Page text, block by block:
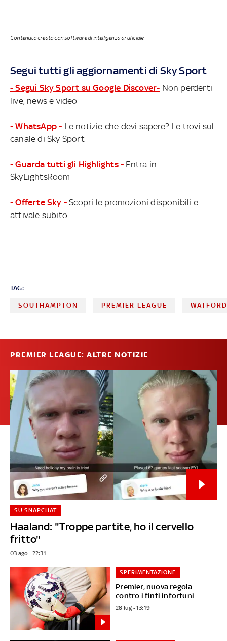
Contenuto creato con software di intelligenza artificiale
Segui tutti gli aggiornamenti di Sky Sport
- Segui Sky Sport su Google Discover- Non perderti
live, news e video
- WhatsApp - Le notizie che devi sapere? Le trovi sul
canale di Sky Sport
- Guarda tutti gli Highlights - Entra in
SkyLightsRoom
- Offerte Sky - Scopri le promozioni disponibili e
attivale subito
TAG:
SOUTHAMPTON PREMIER LEAGUE
PREMIER LEAGUE: ALTRE NOTIZIE
Haaland: "Troppe partite, ho il cervello
fritto"
SU SNAPCHAT
03 ago - 22:31
Premier, nuova regola
contro i finti infortuni
SPERIMENTAZIONE
28 lug - 13:19